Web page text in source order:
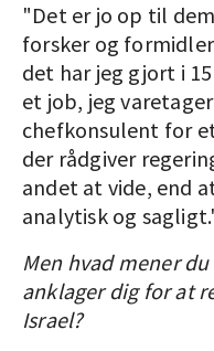
"Det er jo op til
forsker og
det har jeg gjort i
et job, jeg
chefkonsulent for
der rådgiver
andet at vide, end
analytisk og
Men hvad mener
anklager dig for at
Israel?